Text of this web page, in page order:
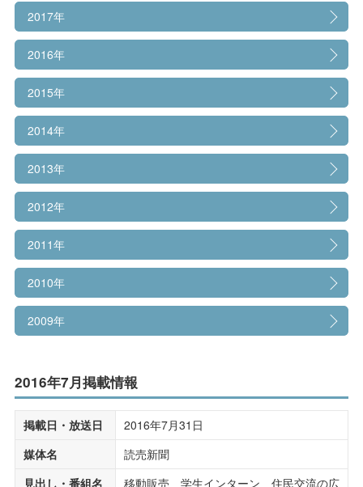
キャンパス紹介
教育への取り組み
情報公開
大学広報
2017年
2016年
2015年
2014年
2013年
2012年
2011年
2010年
2009年
2016年7月掲載情報
掲載日・放送日
2016年7月31日
媒体名
読売新聞
見出し・番組名
移動販売 学生インターン 住民交流の広